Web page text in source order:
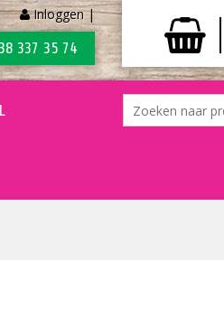
Inloggen |
337 35 74